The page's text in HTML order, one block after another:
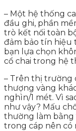
– Một hệ thống
đầu ghi, phần
trò kết nối toàn
đảm bảo tín hiệu
bạn lựa chọn
cổ chai trong hệ
– Trên thị trường
thượng vàng
nghìn/1 mét. Vì
như vậy? Mấu
thường làm bằng
trong cáp nên có